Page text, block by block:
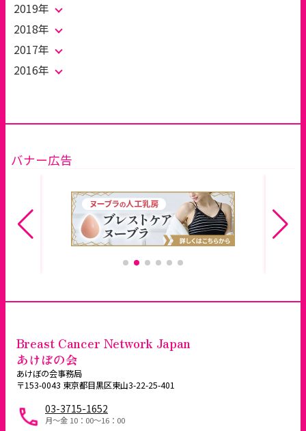
2019年
2018年
2017年
2016年
バナー広告
Breast Cancer Network Japan
あけぼの会
あけぼの会事務局
〒153-0043 東京都目黒区東山3-22-25-401
03-3715-1652
月～金 10：00〜16：00